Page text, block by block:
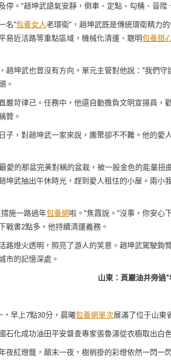
停。”趙坤武語氣安靜，倒車、定點、勾桶、晉陞
名“包養女人老環衛”，趙坤武既是傳統環衛精力
易近活路等重點區域，機械化清運、聰明包養甜
趙坤武也曾沒有方向。單元主管對他說：“我們
。
嚴苛律己。任務中，他還自動擔負文明宣揚員，
贊。
子，對趙坤武一家來說，團聚卻不不難。他的
愛的那盆完美對稱的盆栽，被一股金色的能量扭
坤武抽出午休時光，趕到愛人租住的小屋。兩小
施一路過年包養網啦。”焦霞說。“沒事，你安心
戰書2點多，他持續清運義務。
路燈火透明，照亮了游人的笑意。趙坤武駕駛鉤
市的記憶深處。
山東：頁巖油井旁過“
，早上7點30分，晨曦包養網單次展滿了位于山東
石化成功油田平安督查專家張魯濤從衣櫥取出白
夜紅燈籠，顛末一夜，樹梢掛的彩燈依然一閃一